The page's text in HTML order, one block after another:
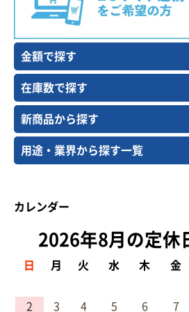
金額で探す
在庫数で探す
新商品から探す
用途・業界から探す一覧
カレンダー
2026年8月の定休
日 月 火 水 木 金
2
3 4 5 6 7